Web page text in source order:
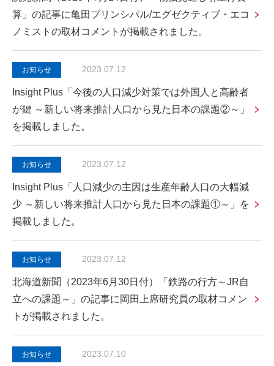
算」の記事に亀田プリンシパル/エグゼクティブ・エコ
ノミストの取材コメントが掲載されました。
お知らせ 2023.07.12
Insight Plus「今後の人口減少対策では外国人と高齢者
が鍵 ～新しい将来推計人口から見た日本の課題②～」
を掲載しました。
お知らせ 2023.07.12
Insight Plus「人口減少の主因は生産年齢人口の大幅減
少 ～新しい将来推計人口から見た日本の課題①～」を
掲載しました。
お知らせ 2023.07.12
北海道新聞（2023年6月30日付）「鉄路の行方～JR自
立への課題～」の記事に岡田上席研究員の取材コメン
トが掲載されました。
お知らせ 2023.07.10